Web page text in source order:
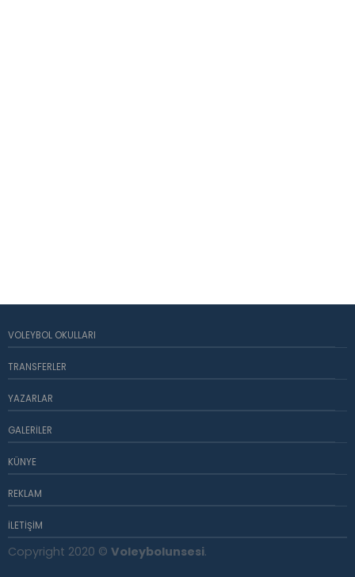
VOLEYBOL OKULLARI
TRANSFERLER
YAZARLAR
GALERILER
KÜNYE
REKLAM
İLETIŞIM
Copyright 2020 © Voleybolunsesi.